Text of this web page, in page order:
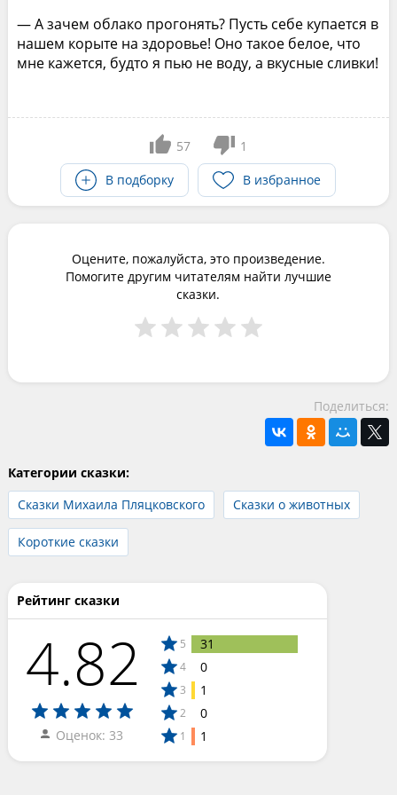
— А зачем облако прогонять? Пусть себе купается в
нашем корыте на здоровье! Оно такое белое, что
мне кажется, будто я пью не воду, а вкусные сливки!
57
1
В подборку
В избранное
Оцените, пожалуйста, это произведение.
Помогите другим читателям найти лучшие
сказки.
Поделиться:
Категории сказки:
Сказки Михаила Пляцковского
Сказки о животных
Короткие сказки
Рейтинг сказки
4.82
Оценок: 33
5 31
4 0
3 1
2 0
1 1